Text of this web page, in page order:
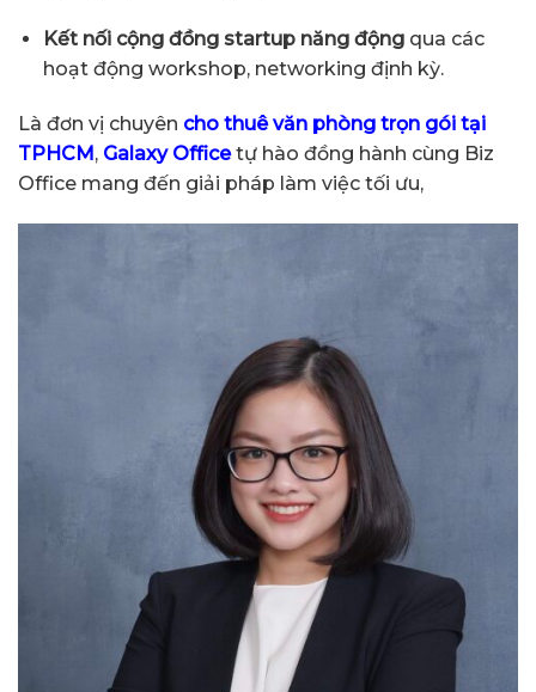
Kết nối cộng đồng startup năng độngqua các
hoạt động workshop, networking định kỳ.
Là đơn vị chuyên cho thuê văn phòng trọn gói tại
TPHCM, Galaxy Officetự hào đồng hành cùng Biz
Office mang đến giải pháp làm việc tối ưu,